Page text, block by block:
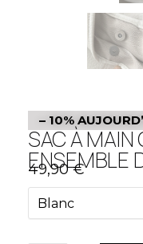
– 10%
SAC À MAIN
ENSEMBLE
49,90€